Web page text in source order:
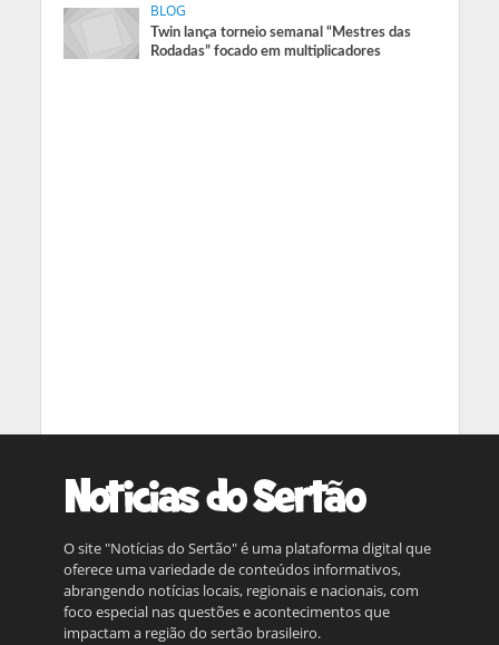
BLOG
Twin lança torneio semanal “Mestres das
Rodadas” focado em multiplicadores
O site "Notícias do Sertão" é uma plataforma digital que
oferece uma variedade de conteúdos informativos,
abrangendo notícias locais, regionais e nacionais, com
foco especial nas questões e acontecimentos que
impactam a região do sertão brasileiro.